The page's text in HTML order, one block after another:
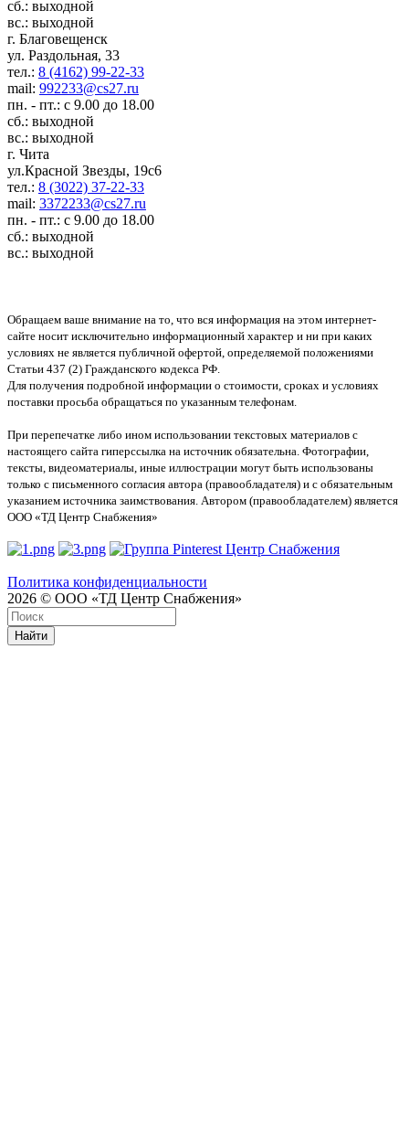
сб.: выходной
вс.: выходной
г. Благовещенск
ул. Раздольная, 33
тел.: 8 (4162) 99-22-33
mail: 992233@cs27.ru
пн. - пт.: с 9.00 до 18.00
сб.: выходной
вс.: выходной
г. Чита
ул.Красной Звезды, 19с6
тел.: 8 (3022) 37-22-33
mail: 3372233@cs27.ru
пн. - пт.: с 9.00 до 18.00
сб.: выходной
вс.: выходной
Обращаем ваше внимание на то, что вся информация на этом интернет-
сайте носит исключительно информационный характер и ни при каких
условиях не является публичной офертой, определяемой положениями
Статьи 437 (2) Гражданского кодекса РФ.
Для получения подробной информации о стоимости, сроках и условиях
поставки просьба обращаться по указанным телефонам.
При перепечатке либо ином использовании текстовых материалов с
настоящего сайта гиперссылка на источник обязательна. Фотографии,
тексты, видеоматериалы, иные иллюстрации могут быть использованы
только с письменного согласия автора (правообладателя) и с обязательным
указанием источника заимствования. Автором (правообладателем) является
ООО «ТД Центр Снабжения»
Политика конфиденциальности
2026 © ООО «ТД Центр Снабжения»
Найти